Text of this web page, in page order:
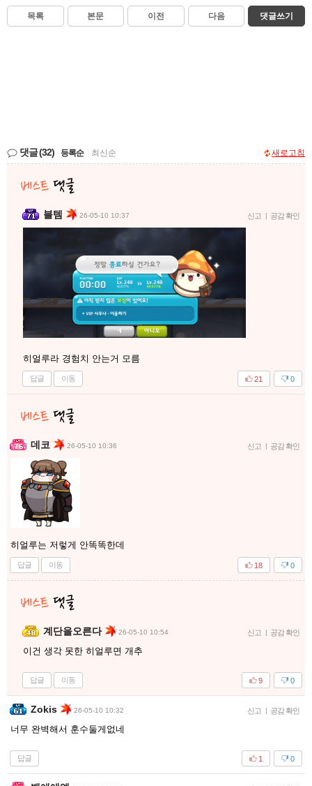
목록 본문 이전 다음 댓글쓰기
댓글(32) 등록순 최신순 새로고침
블템 26-05-10 10:37 신고 | 공감 확인
히얼루라 경험치 안는거 모름
답글 이동 0
21
데코 26-05-10 10:36 신고 | 공감 확인
히얼루는 저렇게 안똑똑한데
답글 이동 0
18
계단을오른다 26-05-10 10:54 신고 | 공감 확인
이건 생각 못한 히얼루면 개추
답글 이동 0
9
Zokis 26-05-10 10:32 신고 | 공감 확인
너무 완벽해서 훈수둘게없네
답글 0
1